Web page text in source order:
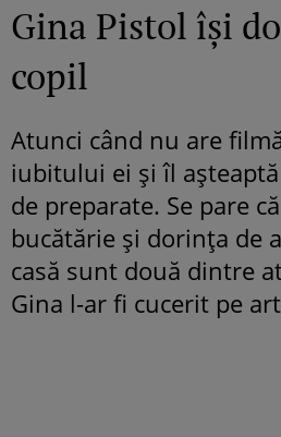
Gina Pistol își
copil
Atunci când nu are
iubitului ei și îl
de preparate. Se pare
bucătărie și dorința de
casă sunt două dintre
Gina l-ar fi cucerit pe